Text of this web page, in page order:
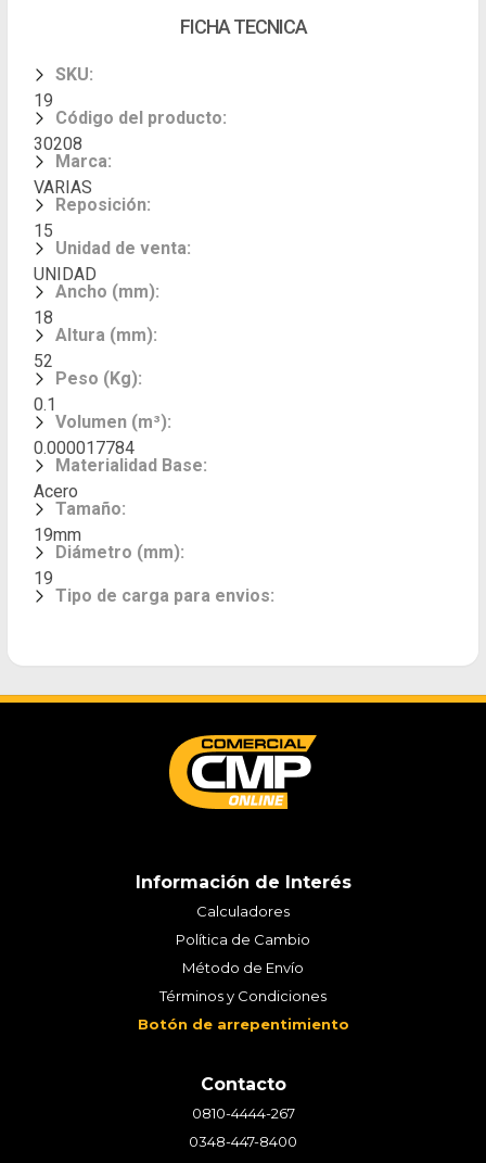
FICHA TECNICA
SKU:
19
Código del producto:
30208
Marca:
VARIAS
Reposición:
15
Unidad de venta:
UNIDAD
Ancho (mm):
18
Altura (mm):
52
Peso (Kg):
0.1
Volumen (m³):
0.000017784
Materialidad Base:
Acero
Tamaño:
19mm
Diámetro (mm):
19
Tipo de carga para envios:
Información de Interés
Calculadores
Política de Cambio
Método de Envío
Términos y Condiciones
Botón de arrepentimiento
Contacto
0810-4444-267
0348-447-8400